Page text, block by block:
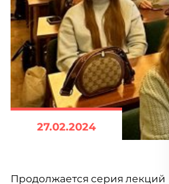
27.02.2024
Продолжается серия лекций